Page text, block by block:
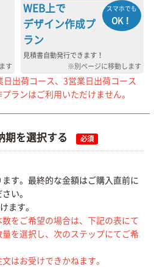
す
スマホでも
OK！
WEB上で
デザイン作成プ
ラン
見積書自動発行できます！
※別ページに移動します
出荷コース、3営業日出荷コース
ランはご利用いただけません。
期を選択する 必須
す。最終的な金額はご購入直前に
い。
ます。
をご希望の場合は、下記の表にて
を選択し、次のステップにてご希
はお受けできかねます。